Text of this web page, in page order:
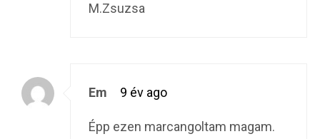
M.Zsuzsa
Em 9 év ago
Épp ezen marcangoltam magam.